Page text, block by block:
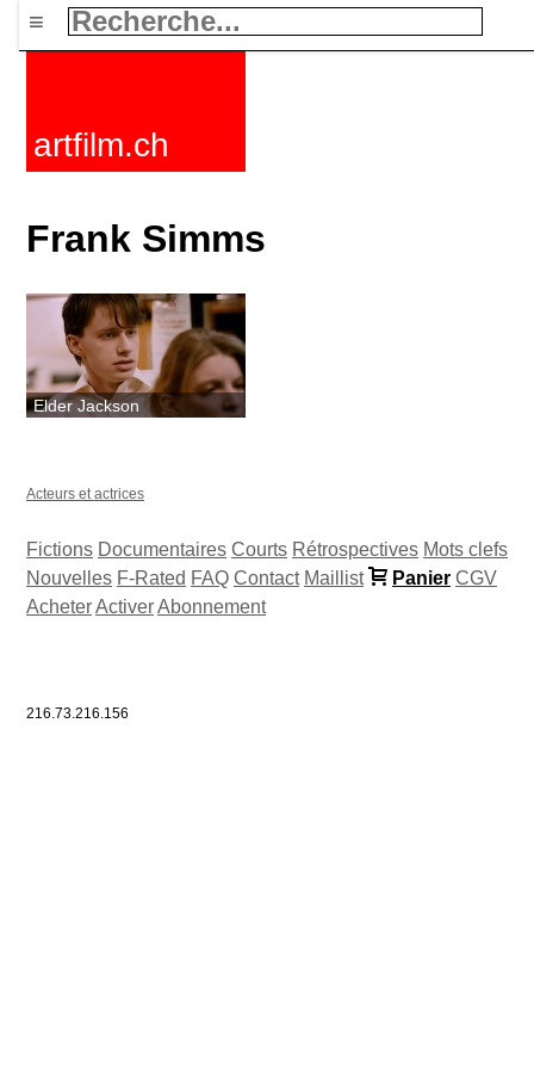
≡
artfilm.ch
Frank Simms
Elder Jackson
Acteurs et actrices
Fictions Documentaires Courts Rétrospectives Mots clefs
Nouvelles F-Rated FAQ Contact Maillist Panier CGV
AcheterActiverAbonnement
216.73.216.156